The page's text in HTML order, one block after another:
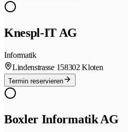
Knespl-IT AG
Informatik
Lindenstrasse 158302 Kloten
Termin reservieren
Boxler Informatik AG